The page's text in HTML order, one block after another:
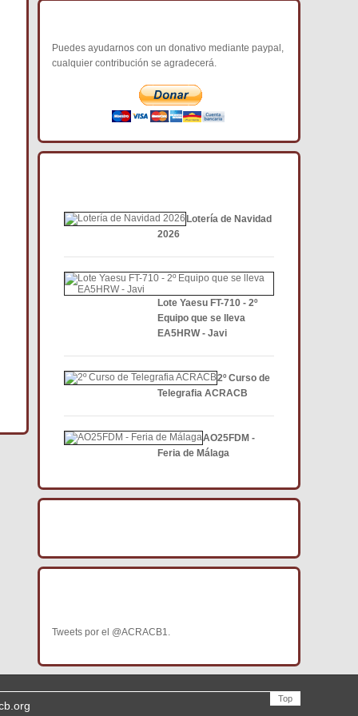
Puedes ayudarnos con un donativo mediante paypal,
cualquier contribución se agradecerá.
Lotería de Navidad
2026
Lote Yaesu FT-710 - 2º
Equipo que se lleva
EA5HRW - Javi
2º Curso de
Telegrafia ACRACB
AO25FDM -
Feria de Málaga
Tweets por el @ACRACB1.
Top